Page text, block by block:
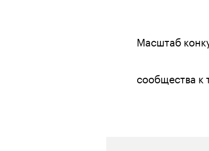
Масштаб
сообщества к